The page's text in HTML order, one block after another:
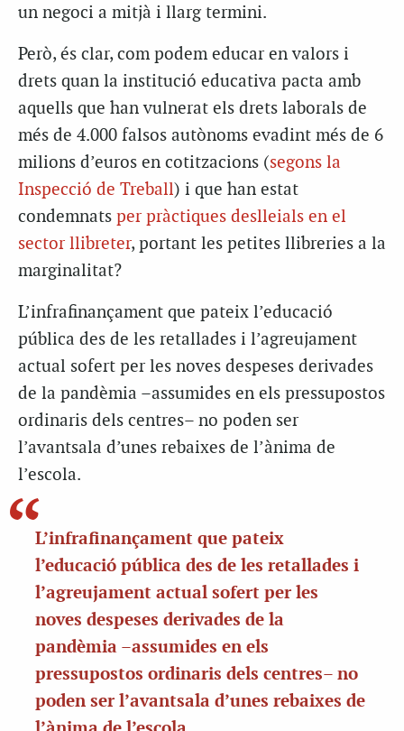
un negoci a mitjà i llarg termini.
Però, és clar, com podem educar en valors i
drets quan la institució educativa pacta amb
aquells que han vulnerat els drets laborals de
més de 4.000 falsos autònoms evadint més de 6
milions d’euros en cotitzacions (segons la
Inspecció de Treball) i que han estat
condemnats per pràctiques deslleials en el
sector llibreter, portant les petites llibreries a la
marginalitat?
L’infrafinançament que pateix l’educació
pública des de les retallades i l’agreujament
actual sofert per les noves despeses derivades
de la pandèmia –assumides en els pressupostos
ordinaris dels centres– no poden ser
l’avantsala d’unes rebaixes de l’ànima de
l’escola.
L’infrafinançament que pateix
l’educació pública des de les retallades i
l’agreujament actual sofert per les
noves despeses derivades de la
pandèmia –assumides en els
pressupostos ordinaris dels centres– no
poden ser l’avantsala d’unes rebaixes de